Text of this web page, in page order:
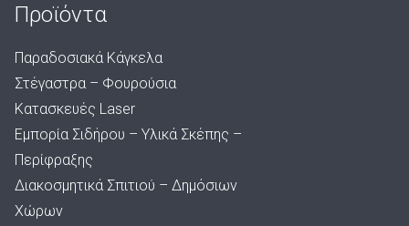
Προϊόντα
Παραδοσιακά Κάγκελα
Στέγαστρα – Φουρούσια
Κατασκευές Laser
Εμπορία Σιδήρου – Υλικά Σκέπης –
Περίφραξης
Διακοσμητικά Σπιτιού – Δημόσιων
Χώρων